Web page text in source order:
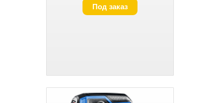
Под заказ